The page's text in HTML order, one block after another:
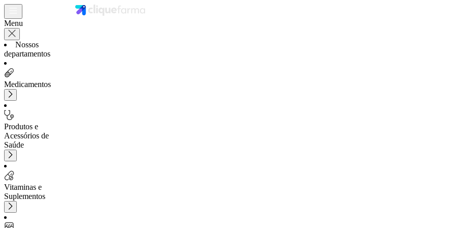
Menu
Nossos
departamentos
Medicamentos
Produtos e
Acessórios de
Saúde
Vitaminas e
Suplementos